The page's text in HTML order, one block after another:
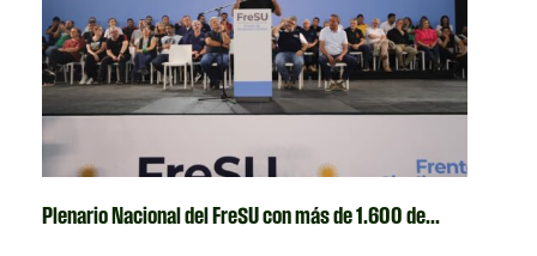
Plenario Nacional del FreSU con más de 1.600 de...